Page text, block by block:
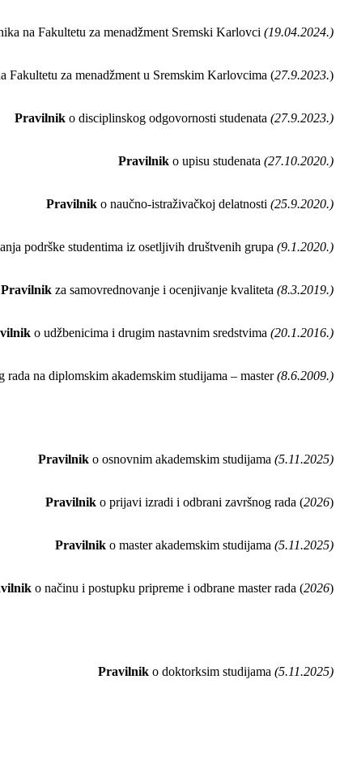
na Fakultetu za menadžment Sremski Karlovci (19.04.2024.)
Fakultetu za menadžment u Sremskim Karlovcima (27.9.2023.)
Pravilnik o disciplinskog odgovornosti studenata (27.9.2023.)
Pravilnik o upisu studenata (27.10.2020.)
Pravilnik o naučno-istraživačkoj delatnosti (25.9.2020.)
podrške studentima iz osetljivih društvenih grupa (9.1.2020.)
Pravilnik za samovrednovanje i ocenjivanje kvaliteta (8.3.2019.)
o udžbenicima i drugim nastavnim sredstvima (20.1.2016.)
na diplomskim akademskim studijama – master(8.6.2009.)
Pravilnik o osnovnim akademskim studijama (5.11.2025)
Pravilnik o prijavi izradi i odbrani završnog rada (2026)
Pravilnik o master akademskim studijama (5.11.2025)
o načinu i postupku pripreme i odbrane master rada (2026)
Pravilnik o doktorksim studijama (5.11.2025)